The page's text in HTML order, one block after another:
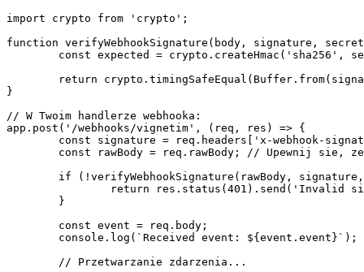
import crypto from 'crypto';
function verifyWebhookSignature(body, signature,
}
// W Twoim handlerze webhooka:
app.post('/webhooks/vignetim', (req, res) => {